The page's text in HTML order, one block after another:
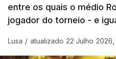
qualquer jogador gostaria
entre os quais o médio
jogador do torneio - e
Lusa / atualizado 22 Julho 2026,